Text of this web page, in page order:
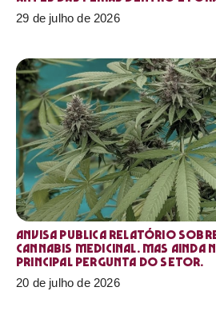
29 de julho de 2026
Anvisa publica relatório
Cannabis medicinal. Mas ainda
principal pergunta do setor.
20 de julho de 2026